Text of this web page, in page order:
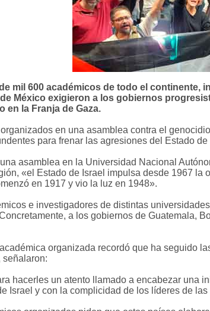
mil 600 académicos de todo el
México exigieron a los gobiernos
en la Franja de Gaza.
en una asamblea contra el
para frenar las agresiones del Estado
asamblea en la Universidad Nacional
«el Estado de Israel impulsa desde 1967
en 1917 y vio la luz en 1948».
e investigadores de distintas
a los gobiernos de Guatemala,
organizada recordó que ha seguido
señalaron:
hacerles un atento llamado a encabezar una
Israel y con la complicidad de los líderes de